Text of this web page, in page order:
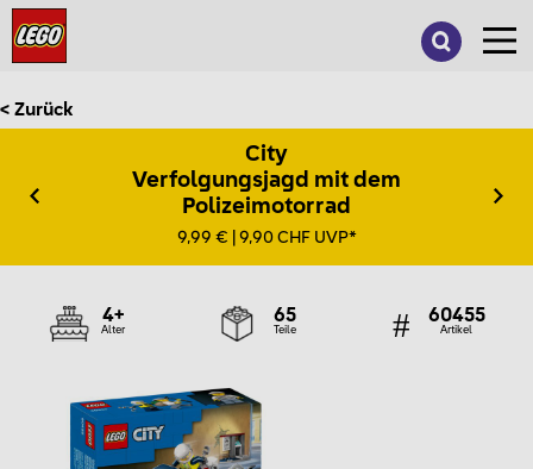
< Zurück
City
Verfolgungsjagd mit dem
Polizeimotorrad
9,99 € | 9,90 CHF UVP*
4+
Alter
65
Teile
60455
Artikel